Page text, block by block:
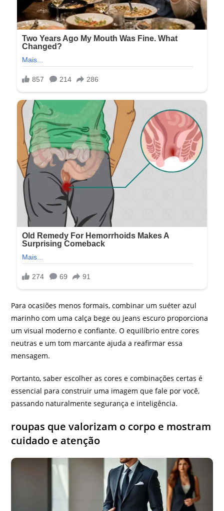
Para ocasiões menos formais, combinar um suéter azul
marinho com uma calça bege ou jeans escuro proporciona
um visual moderno e confiante. O equilíbrio entre cores
neutras e um tom marcante ajuda a reafirmar essa
mensagem.
Portanto, saber escolher as cores e combinações certas é
essencial para construir uma imagem que fale por você,
passando naturalmente segurança e inteligência.
roupas que valorizam o corpo e mostram
cuidado e atenção